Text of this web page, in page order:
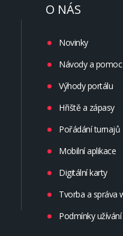
O NÁS
Novinky
Návody a pomoc
Výhody portálu
Hřiště a zápasy
Pořádání turnajů
Mobilní aplikace
Digitální karty
Tvorba a správa
Podmínky